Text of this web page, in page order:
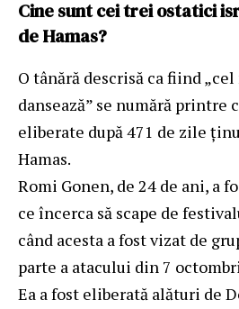
Cine sunt cei trei ostatici
de Hamas?
O tânără descrisă ca fiind
dansează” se numără
eliberate după 471 de zile
Hamas.
Romi Gonen, de 24 de ani, a
ce încerca să scape de
când acesta a fost vizat de
parte a atacului din 7
Ea a fost eliberată alături de